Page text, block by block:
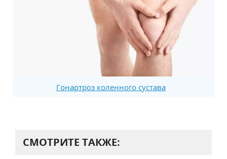
Гонартроз коленного сустава
СМОТРИТЕ ТАКЖЕ: